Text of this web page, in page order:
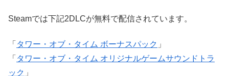
Steamでは下記2DLCが無料で配信されています。
「 タワー・オブ・タイム ボーナスパック 」
「 タワー・オブ・タイム オリジナルゲームサウンドトラ
ック 」